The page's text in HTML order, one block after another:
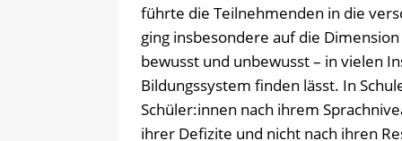
führte die Teilnehmenden in die
ging insbesondere auf die
bewusst und unbewusst – in vielen
Bildungssystem finden lässt. In
Schüler:innen nach ihrem
ihrer Defizite und nicht nach ihren